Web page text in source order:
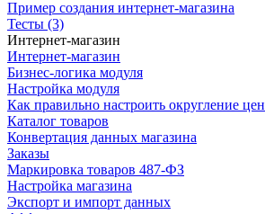
Пример создания интернет-магазина
Тесты (3)
Интернет-магазин
Интернет-магазин
Бизнес-логика модуля
Настройка модуля
Как правильно настроить округление цен
Каталог товаров
Конвертация данных магазина
Заказы
Маркировка товаров 487-ФЗ
Настройка магазина
Экспорт и импорт данных